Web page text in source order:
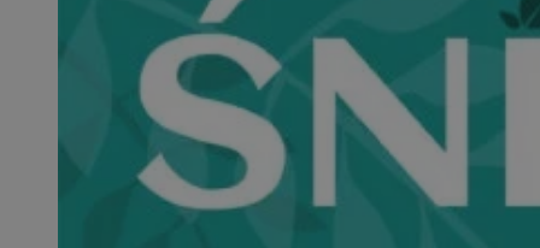
VISITOR_INFO1_LIVE